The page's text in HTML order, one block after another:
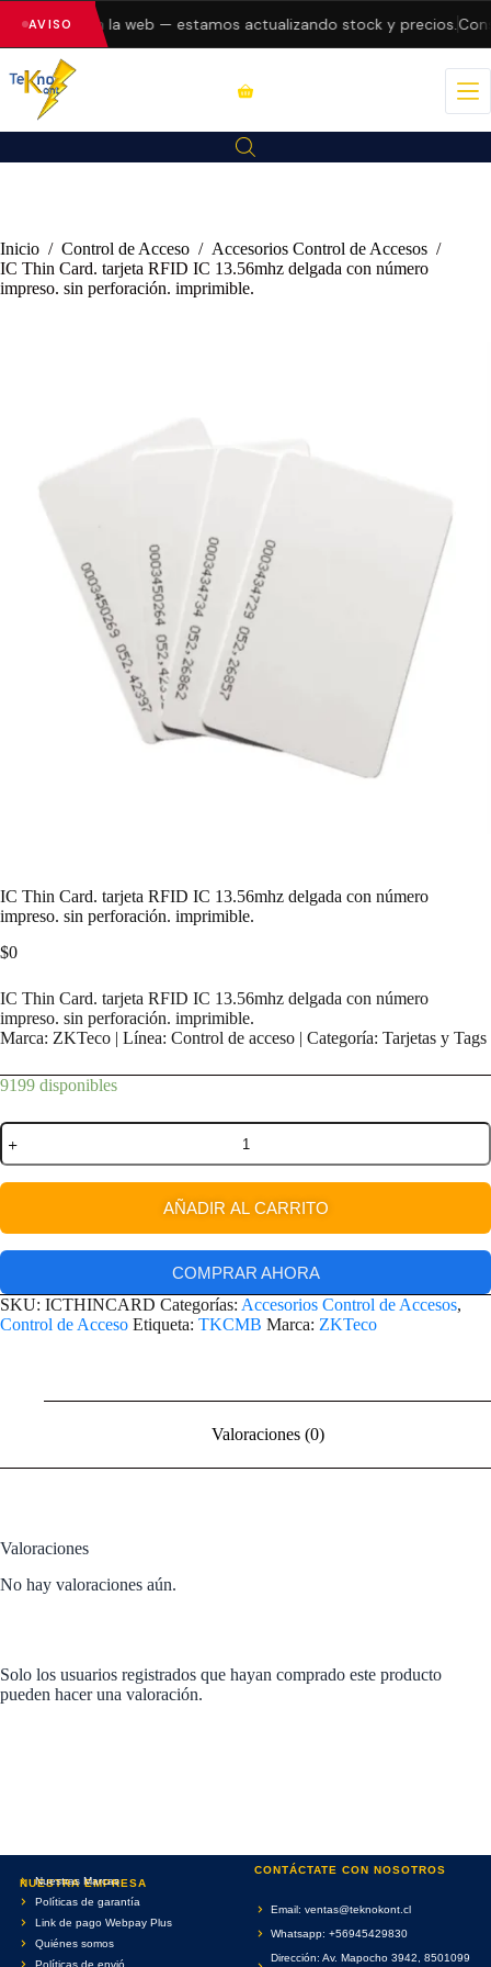
AVISO
errores en la web — estamos actualizando stock y precios.
Inicio / Control de Acceso / Accesorios Control de Accesos /
IC Thin Card. tarjeta RFID IC 13.56mhz delgada con número
impreso. sin perforación. imprimible.
IC Thin Card. tarjeta RFID IC 13.56mhz delgada con número
impreso. sin perforación. imprimible.
$0
IC Thin Card. tarjeta RFID IC 13.56mhz delgada con número
impreso. sin perforación. imprimible.
Marca: ZKTeco | Línea: Control de acceso | Categoría: Tarjetas y Tags
9199 disponibles
AÑADIR AL CARRITO
COMPRAR AHORA
SKU: ICTHINCARD Categorías: Accesorios Control de Accesos,
Control de Acceso Etiqueta: TKCMB Marca: ZKTeco
Valoraciones (0)
Valoraciones
No hay valoraciones aún.
Solo los usuarios registrados que hayan comprado este producto
pueden hacer una valoración.
NUESTRA EMPRESA
Nuestras Marcas
Políticas de garantía
Link de pago Webpay Plus
Quiénes somos
Políticas de envió
CONTÁCTATE CON NOSOTROS
Email: ventas@teknokont.cl
Whatsapp: +56945429830
Dirección: Av. Mapocho 3942, 8501099